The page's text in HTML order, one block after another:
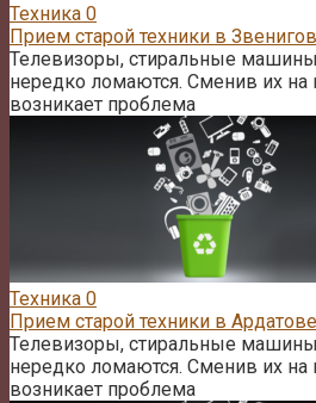
Техника 0
Прием старой техники в
Телевизоры, стиральные
нередко ломаются. Сменив их
возникает проблема
Техника 0
Прием старой техники в Ардатове
Телевизоры, стиральные
нередко ломаются. Сменив их
возникает проблема